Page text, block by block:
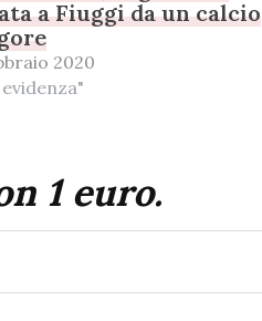
a Fiuggi da un calcio
2020
1 euro.